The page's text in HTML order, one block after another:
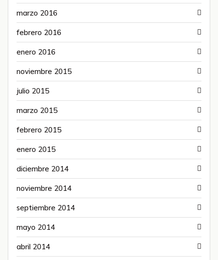
marzo 2016
febrero 2016
enero 2016
noviembre 2015
julio 2015
marzo 2015
febrero 2015
enero 2015
diciembre 2014
noviembre 2014
septiembre 2014
mayo 2014
abril 2014